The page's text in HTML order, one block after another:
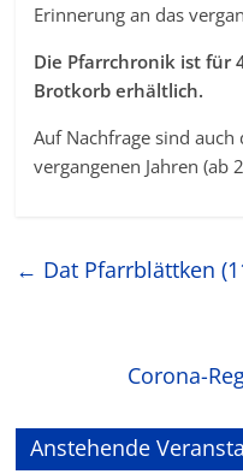
Erinnerung an das
Die Pfarrchronik ist für
Brotkorb erhältlich.
Auf Nachfrage sind
vergangenen Jahren (ab
← Dat Pfarrblättken
Corona-
Anstehende